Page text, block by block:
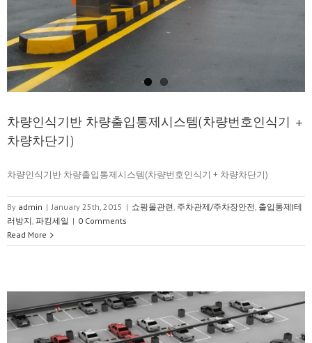
차량인식기반 차량출입통제시스템(차량번호인식기 +
차량차단기)
차량인식기반 차량출입통제시스템(차량번호인식기 + 차량차단기)
By admin | January 25th, 2015 | 쇼핑몰관련 주차관제/주차장안전 출입통제|테
러방지 파킹세일 | 0 Comments
Read More